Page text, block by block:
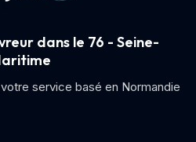
dans le 76 - Seine-
service basé en Normandie